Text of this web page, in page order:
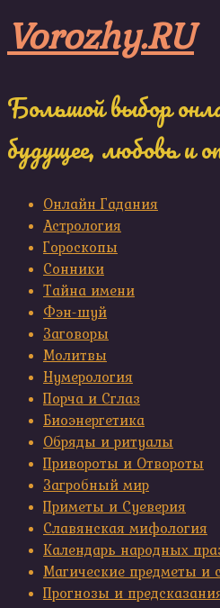
to
content
Vorozhy.RU
Большой выбор
будущее, любовь и
Онлайн Гадания
Астрология
Гороскопы
Сонники
Тайна имени
Фэн-шуй
Заговоры
Молитвы
Нумерология
Порча и Сглаз
Биоэнергетика
Обряды и ритуалы
Привороты и Отвороты
Загробный мир
Приметы и Суеверия
Славянская мифология
Календарь народных
Магические предметы и
Прогнозы и